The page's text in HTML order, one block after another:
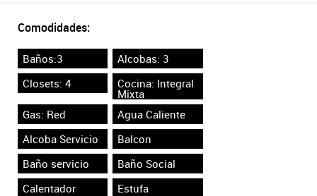
Comodidades:
Baños:3
Alcobas: 3
Closets: 4
Cocina: Integral
Mixta
Gas: Red
Agua Caliente
Alcoba Servicio
Balcon
Baño servicio
Baño Social
Calentador
Estufa